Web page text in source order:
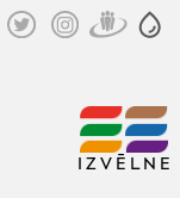
IZVĒLNE